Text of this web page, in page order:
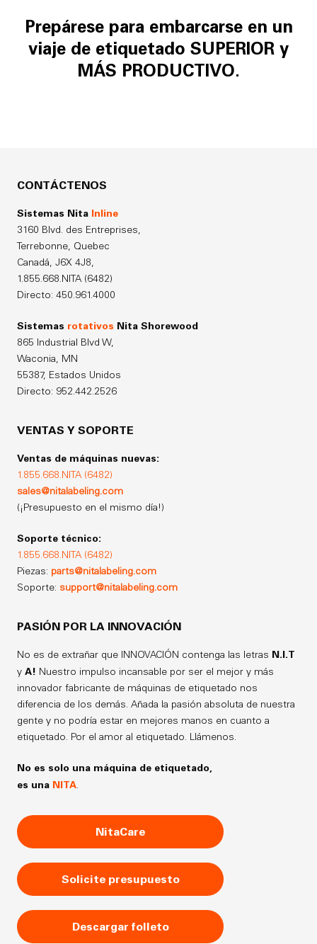
Prepárese para embarcarse en un
viaje de etiquetado SUPERIOR y
MÁS PRODUCTIVO.
CONTÁCTENOS
Sistemas Nita Inline
3160 Blvd. des Entreprises,
Terrebonne, Quebec
Canadá,J6X 4J8,
1.855.668.NITA (6482)
Directo: 450.961.4000
Sistemas rotativos Nita Shorewood
865 Industrial Blvd W,
Waconia, MN
55387, Estados Unidos
Directo: 952.442.2526
VENTAS Y SOPORTE
Ventas de máquinas nuevas:
1.855.668.NITA (6482)
sales@nitalabeling.com
(¡Presupuesto en el mismo día!)
Soporte técnico:
1.855.668.NITA (6482)
Piezas: parts@nitalabeling.com
Soporte: support@nitalabeling.com
PASIÓN POR LA INNOVACIÓN
No es de extrañar que INNOVACIÓN contenga las letras N.I.T
y A! Nuestro impulso incansable por ser el mejor y más
innovador fabricante de máquinas de etiquetado nos
diferencia de los demás. Añada la pasión absoluta de nuestra
gente y no podría estar en mejores manos en cuanto a
etiquetado. Por el amor al etiquetado. Llámenos.
No es solo una máquina de etiquetado,
es una NITA.
NitaCare
Solicite presupuesto
Descargar folleto